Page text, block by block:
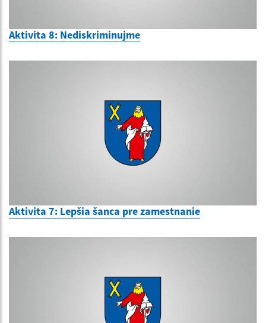
Aktivita 8: Nediskriminujme
Aktivita 7: Lepšia šanca pre zamestnanie